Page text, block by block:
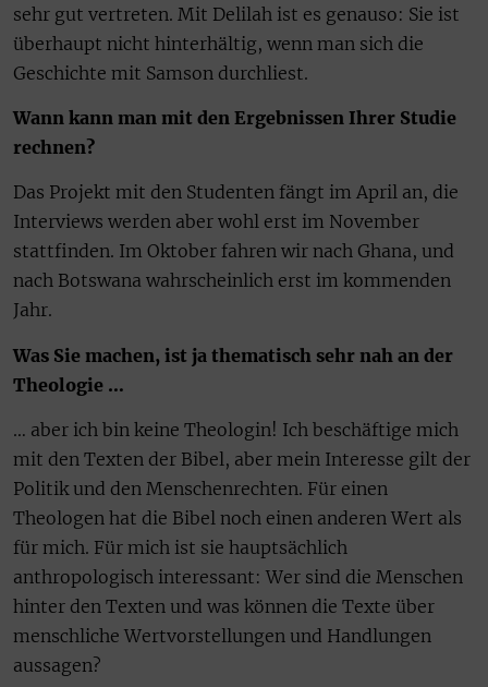
sehr gut vertreten. Mit Delilah ist es genauso: Sie ist
überhaupt nicht hinterhältig, wenn man sich die
Geschichte mit Samson durchliest.
Wann kann man mit den Ergebnissen Ihrer Studie
rechnen?
Das Projekt mit den Studenten fängt im April an, die
Interviews werden aber wohl erst im November
stattfinden. Im Oktober fahren wir nach Ghana, und
nach Botswana wahrscheinlich erst im kommenden
Jahr.
Was Sie machen, ist ja thematisch sehr nah an der
Theologie …
… aber ich bin keine Theologin! Ich beschäftige mich
mit den Texten der Bibel, aber mein Interesse gilt der
Politik und den Menschenrechten. Für einen
Theologen hat die Bibel noch einen anderen Wert als
für mich. Für mich ist sie hauptsächlich
anthropologisch interessant: Wer sind die Menschen
hinter den Texten und was können die Texte über
menschliche Wertvorstellungen und Handlungen
aussagen?